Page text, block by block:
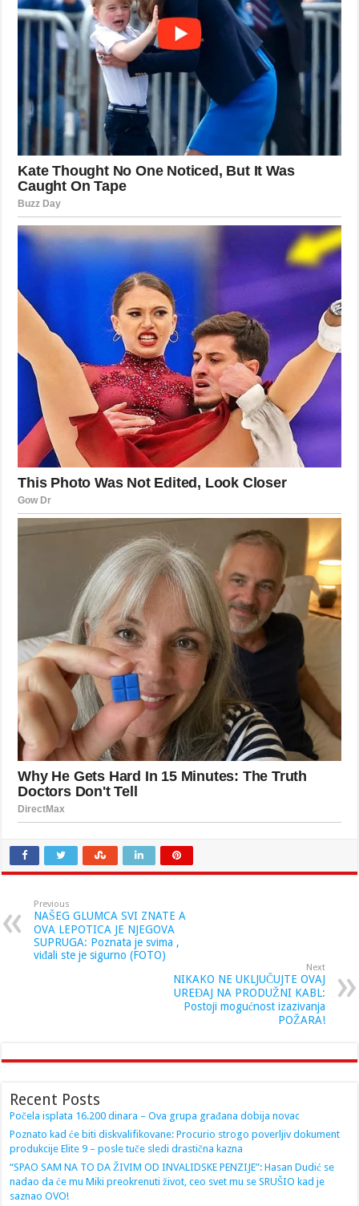
Previous
NAŠEG GLUMCA SVI ZNATE A
OVA LEPOTICA JE NJEGOVA
SUPRUGA: Poznata je svima ,
viđali ste je sigurno (FOTO)
Next
NIKAKO NE UKLJUČUJTE OVAJ
UREĐAJ NA PRODUŽNI KABL:
Postoji mogućnost izazivanja
POŽARA!
Recent Posts
Počela isplata 16.200 dinara – Ova grupa građana dobija novac
Poznato kad će biti diskvalifikovane: Procurio strogo poverljiv dokument
produkcije Elite 9 – posle tuče sledi drastična kazna
“SPAO SAM NA TO DA ŽIVIM OD INVALIDSKE PENZIJE”: Hasan Dudić se
nadao da će mu Miki preokrenuti život, ceo svet mu se SRUŠIO kad je
saznao OVO!